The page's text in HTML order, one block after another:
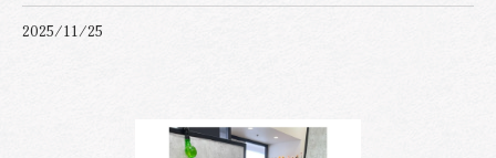
2025/11/25